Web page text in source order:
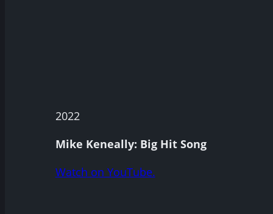
2022
Mike Keneally: Big Hit Song
Watch on YouTube.